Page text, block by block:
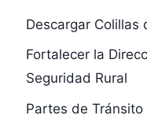
Descargar Colillas
Fortalecer la
Seguridad Rural
Partes de Tránsito